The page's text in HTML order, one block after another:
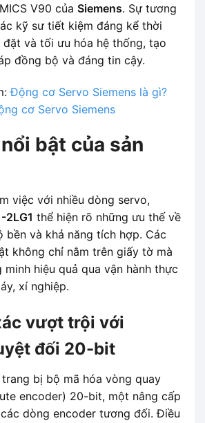
V90 của Siemens. Sự tương
kỹ sư tiết kiệm đáng kể thời
và tối ưu hóa hệ thống, tạo
đồng bộ và đáng tin cậy.
Động cơ Servo Siemens là gì?
cơ Servo Siemens
bật của sản
việc với nhiều dòng servo,
2LG1 thể hiện rõ những ưu thế về
bền và khả năng tích hợp. Các
không chỉ nằm trên giấy tờ mà
hiệu quả qua vận hành thực
xí nghiệp.
vượt trội với
đối 20-bit
bị bộ mã hóa vòng quay
encoder) 20-bit, một nâng cấp
dòng encoder tương đối. Điều